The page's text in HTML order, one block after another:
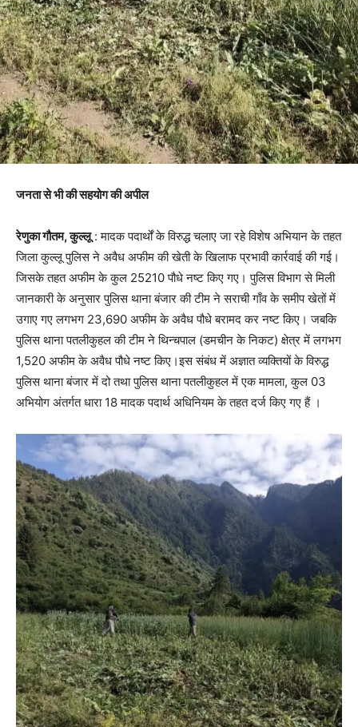
जनता से भी की सहयोग की अपील
रेणुका गौतम, कुल्लू: मादक पदार्थों के विरुद्ध चलाए जा रहे विशेष अभियान के तहत
जिला कुल्लू पुलिस ने अवैध अफीम की खेती के खिलाफ प्रभावी कार्रवाई की गई।
जिसके तहत अफीम के कुल 25210 पौधे नष्ट किए गए। पुलिस विभाग से मिली
जानकारी के अनुसार पुलिस थाना बंजार की टीम ने सराची गाँव के समीप खेतों में
उगाए गए लगभग 23,690 अफीम के अवैध पौधे बरामद कर नष्ट किए। जबकि
पुलिस थाना पतलीकुहल की टीम ने थिन्चपाल (डमचीन के निकट) क्षेत्र में लगभग
1,520 अफीम के अवैध पौधे नष्ट किए।इस संबंध में अज्ञात व्यक्तियों के विरुद्ध
पुलिस थाना बंजार में दो तथा पुलिस थाना पतलीकुहल में एक मामला, कुल 03
अभियोग अंतर्गत धारा 18 मादक पदार्थ अधिनियम के तहत दर्ज किए गए हैं ।